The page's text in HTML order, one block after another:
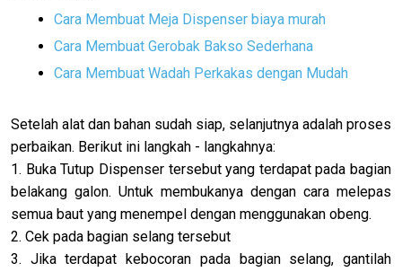
Cara Membuat Meja Dispenser biaya murah
Cara Membuat Gerobak Bakso Sederhana
Cara Membuat Wadah Perkakas dengan Mudah
Setelah alat dan bahan sudah siap, selanjutnya adalah proses
perbaikan. Berikut ini langkah - langkahnya:
1. Buka Tutup Dispenser tersebut yang terdapat pada bagian
belakang galon. Untuk membukanya dengan cara melepas
semua baut yang menempel dengan menggunakan obeng.
2. Cek pada bagian selang tersebut
3. Jika terdapat kebocoran pada bagian selang, gantilah